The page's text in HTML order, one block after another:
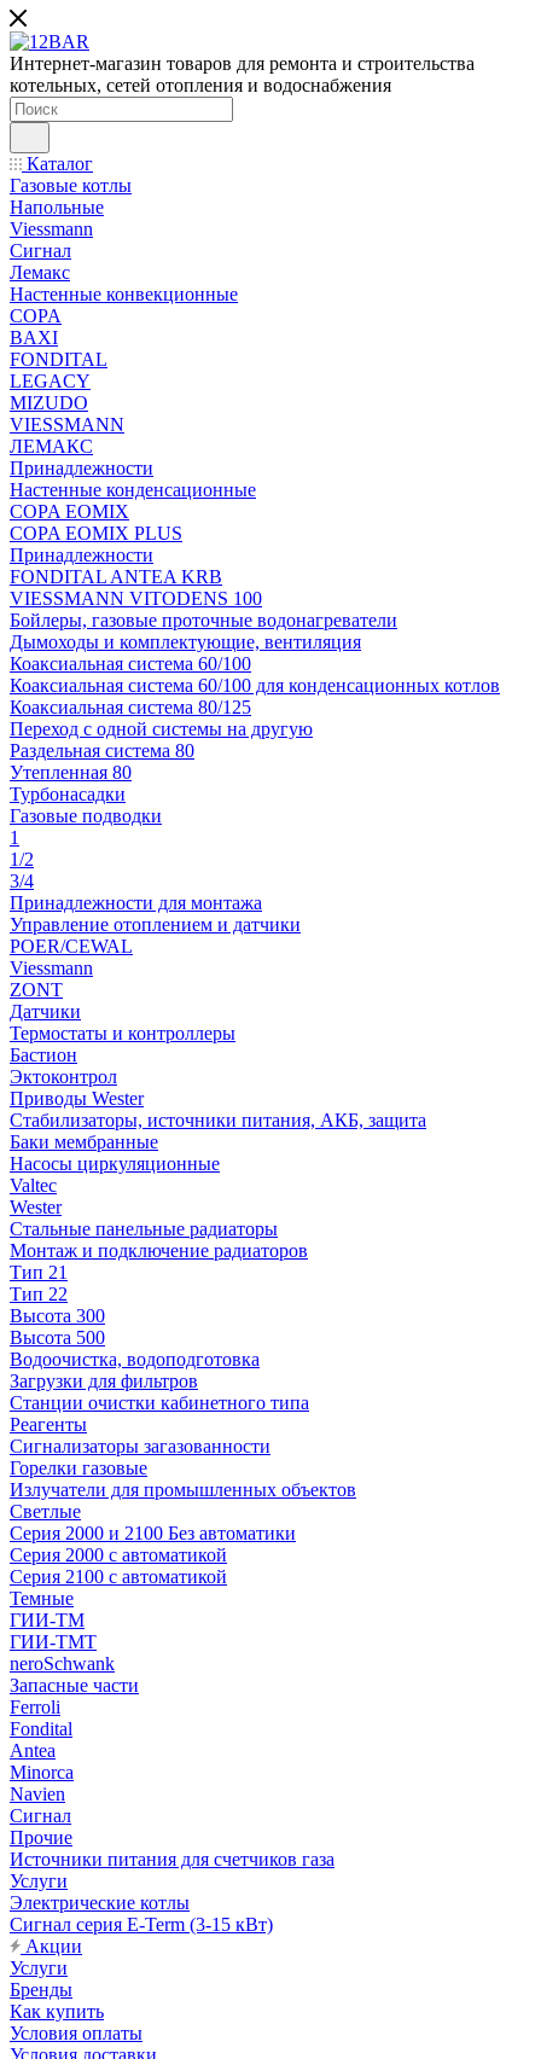
Интернет-магазин товаров для ремонта и строительства
котельных, сетей отопления и водоснабжения
Каталог
Газовые котлы
Напольные
Viessmann
Сигнал
Лемакс
Настенные конвекционные
COPA
BAXI
FONDITAL
LEGACY
MIZUDO
VIESSMANN
ЛЕМАКС
Принадлежности
Настенные конденсационные
COPA EOMIX
COPA EOMIX PLUS
Принадлежности
FONDITAL ANTEA KRB
VIESSMANN VITODENS 100
Бойлеры, газовые проточные водонагреватели
Дымоходы и комплектующие, вентиляция
Коаксиальная система 60/100
Коаксиальная система 60/100 для конденсационных котлов
Коаксиальная система 80/125
Переход с одной системы на другую
Раздельная система 80
Утепленная 80
Турбонасадки
Газовые подводки
1
1/2
3/4
Принадлежности для монтажа
Управление отоплением и датчики
POER/CEWAL
Viessmann
ZONT
Датчики
Термостаты и контроллеры
Бастион
Эктоконтрол
Приводы Wester
Стабилизаторы, источники питания, АКБ, защита
Баки мембранные
Насосы циркуляционные
Valtec
Wester
Стальные панельные радиаторы
Монтаж и подключение радиаторов
Тип 21
Тип 22
Высота 300
Высота 500
Водоочистка, водоподготовка
Загрузки для фильтров
Станции очистки кабинетного типа
Реагенты
Сигнализаторы загазованности
Горелки газовые
Излучатели для промышленных объектов
Светлые
Серия 2000 и 2100 Без автоматики
Серия 2000 с автоматикой
Серия 2100 с автоматикой
Темные
ГИИ-ТМ
ГИИ-ТМТ
neroSchwank
Запасные части
Ferroli
Fondital
Antea
Minorca
Navien
Сигнал
Прочие
Источники питания для счетчиков газа
Услуги
Электрические котлы
Сигнал серия E-Term (3-15 кВт)
Акции
Услуги
Бренды
Как купить
Условия оплаты
Условия доставки